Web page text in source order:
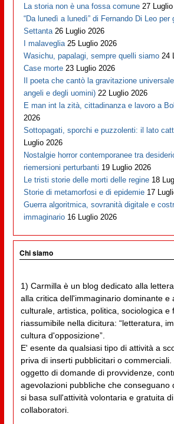
La storia non è una fossa comune 27
“Da lunedì a lunedì” di Fernando Di Leo per
Settanta 26 Luglio 2026
I malaveglia 25 Luglio 2026
Wasichu, papalagi, sempre quelli siamo 24
Case morte 23 Luglio 2026
Il poeta che cantò la gravitazione
angeli e degli uomini) 22 Luglio 2026
E man int la zità, cittadinanza e lavoro a
2026
Sottopagati, sporchi e puzzolenti: il lato
Luglio 2026
Nostalgie horror contemporanee tra
riemersioni perturbanti 19 Luglio 2026
Le tristi storie delle morti delle regine 18
Storie di metamorfosi e di epidemie 17
Guerra algoritmica, sovranità digitale e
immaginario 16 Luglio 2026
Chi siamo
1) Carmilla è un blog dedicato alla
alla critica dell'immaginario dominante e
culturale, artistica, politica, sociologica e
riassumibile nella dicitura: “letteratura,
cultura d'opposizione”.
E' esente da qualsiasi tipo di attività a
priva di inserti pubblicitari o
oggetto di domande di provvidenze,
agevolazioni pubbliche che conseguano
si basa sull'attività volontaria e gratuita
collaboratori.